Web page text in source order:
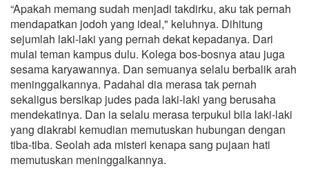
“Apakah memang sudah menjadi takdirku, aku tak pernah
mendapatkan jodoh yang ideal," keluhnya. Dihitung
sejumlah laki-laki yang pernah dekat kepadanya. Dari
mulai teman kampus dulu. Kolega bos-bosnya atau juga
sesama karyawannya. Dan semuanya selalu berbalik arah
meninggalkannya. Padahal dia merasa tak pernah
sekaligus bersikap judes pada laki-laki yang berusaha
mendekatinya. Dan ia selalu merasa terpukul bila laki-laki
yang diakrabi kemudian memutuskan hubungan dengan
tiba-tiba. Seolah ada misteri kenapa sang pujaan hati
memutuskan meninggalkannya.